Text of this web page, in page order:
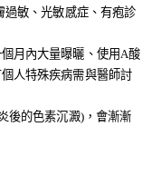
過敏、光敏感症、有疱診
月內大量曝曬、使用A酸
人特殊疾病需與醫師討
後的色素沉澱)，會漸漸